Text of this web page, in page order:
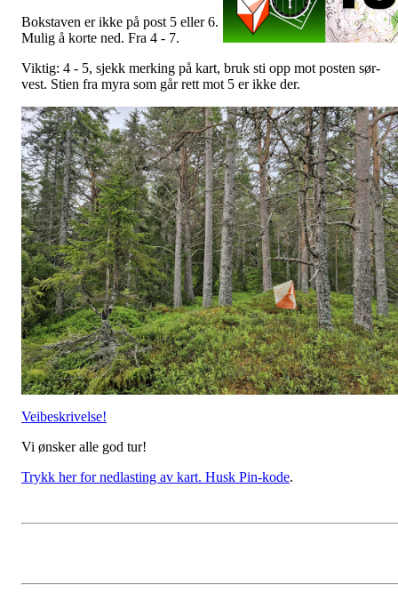
Bokstaven er ikke på post 5 eller 6.
Mulig å korte ned. Fra 4 - 7.
Viktig: 4 - 5, sjekk merking på kart, bruk sti opp mot posten sør-
vest. Stien fra myra som går rett mot 5 er ikke der.
Veibeskrivelse!
Vi ønsker alle god tur!
Trykk her for nedlasting av kart. Husk Pin-kode.